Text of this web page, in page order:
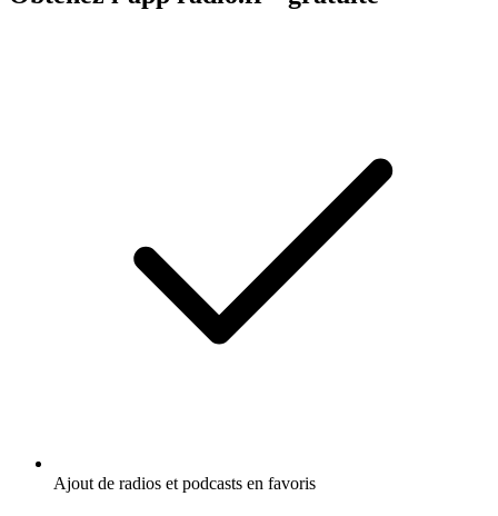
Ajout de radios et podcasts en favoris